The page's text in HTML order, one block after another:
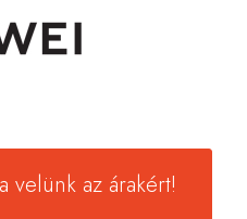
velünk az árakért!